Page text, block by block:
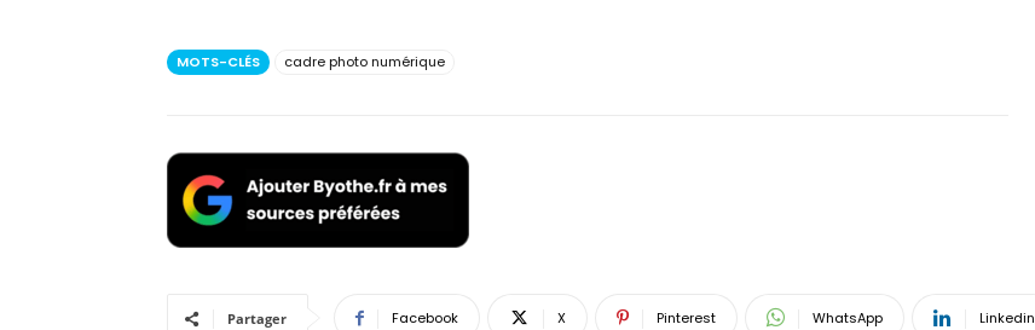
MOTS-CLÉS cadre photo numérique
Partager Facebook X Pinterest WhatsApp Linkedin